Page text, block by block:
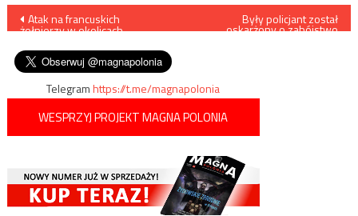
Nawigacja
wpisu
Atak na francuskich
żołnierzy w okolicach
Były policjant został
oskarżony o zabójstwo
Telegramhttps://t.me/magnapolonia
WESPRZYJ PROJEKT MAGNA POLONIA